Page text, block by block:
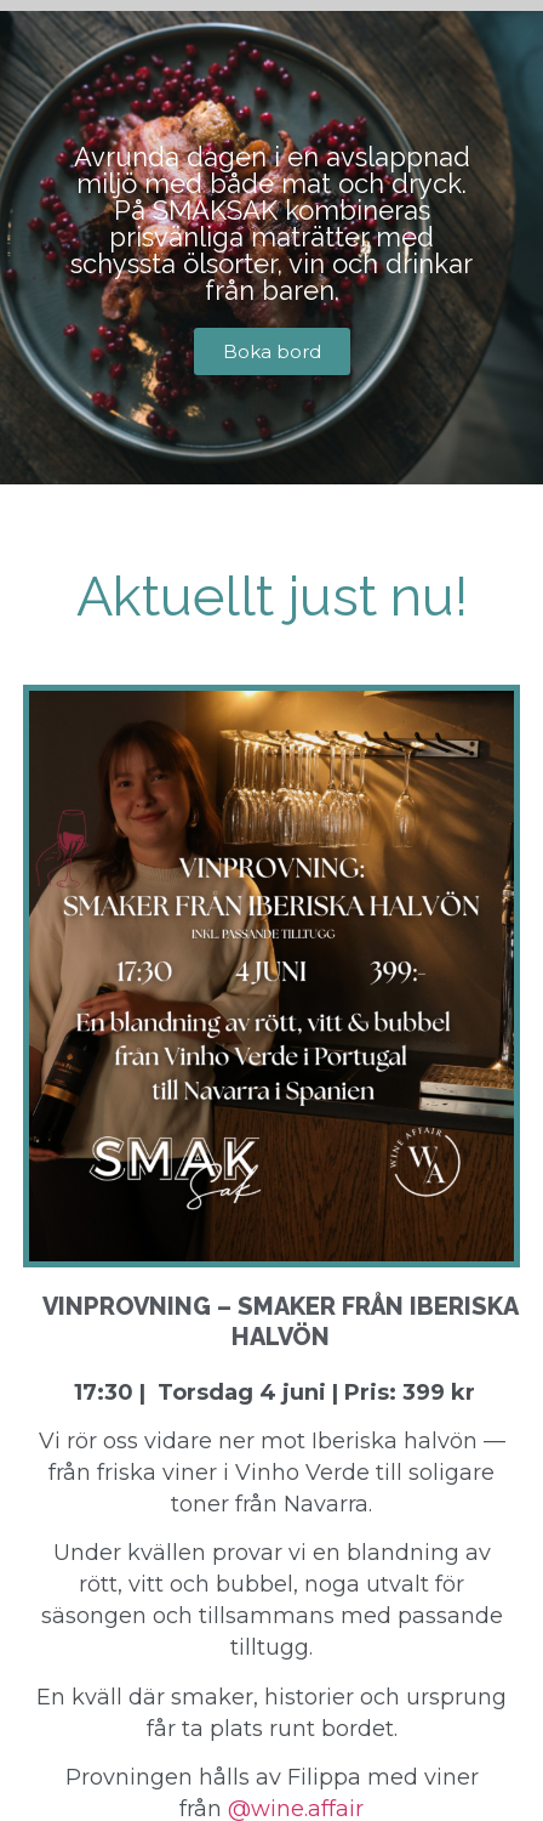
Avrunda dagen i en avslappnad
miljö med både mat och dryck.
På SMAKSAK kombineras
prisvänliga maträtter med
schyssta ölsorter, vin och drinkar
från baren.
Boka bord
Aktuellt just nu!
VINPROVNING – SMAKER FRÅN IBERISKA
HALVÖN
17:30 | Torsdag 4 juni | Pris: 399 kr
Vi rör oss vidare ner mot Iberiska halvön —
från friska viner i Vinho Verde till soligare
toner från Navarra.
Under kvällen provar vi en blandning av
rött, vitt och bubbel, noga utvalt för
säsongen och tillsammans med passande
tilltugg.
En kväll där smaker, historier och ursprung
får ta plats runt bordet.
Provningen hålls av Filippa med viner
från @wine.affair